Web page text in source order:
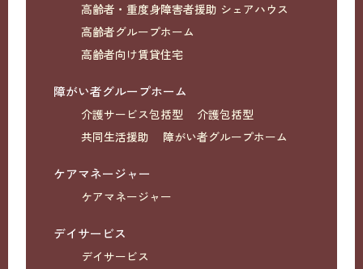
高齢者・重度身障害者援助 シェアハウス
高齢者グループホーム
高齢者向け賃貸住宅
障がい者グループホーム
介護サービス包括型
介護包括型
共同生活援助
障がい者グループホーム
ケアマネージャー
ケアマネージャー
デイサービス
デイサービス